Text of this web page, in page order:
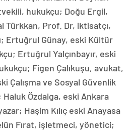
hukukçu; Doğu Ergil,
Türkkan, Prof. Dr, iktisatçı,
Ertuğrul Günay, eski Kültür
Ertuğrul Yalçınbayır, eski
Figen Çalıkuşu, avukat,
Çalışma ve Sosyal Güvenlik
Haluk Özdalga, eski Ankara
Haşim Kılıç eski Anayasa
Fırat, işletmeci, yönetici;